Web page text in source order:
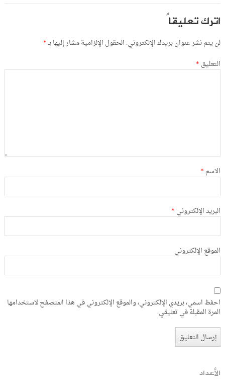
اترك تعليقاً
لن يتم نشر عنوان بريدك الإلكتروني. الحقول الإلزامية مشار إليها بـ*
التعليق *
الاسم *
البريد الإلكتروني *
الموقع الإلكتروني
احفظ اسمي، بريدي الإلكتروني، والموقع الإلكتروني في هذا المتصفح لاستخدامها
المرة المقبلة في تعليقي.
الأعداد